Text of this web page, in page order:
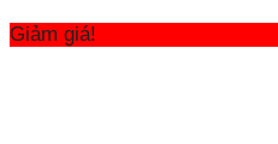
Giảm giá!